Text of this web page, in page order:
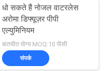
धो सकते हैं नोजल वाटरलेस
अरोमा डिफ्यूज़र पीपी
एल्युमिनियम
बातचीत योग्य MOQ:10 पीसी
संपर्क